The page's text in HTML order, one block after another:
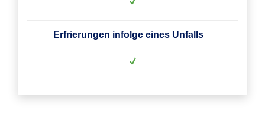
Erfrierungen infolge eines Unfalls